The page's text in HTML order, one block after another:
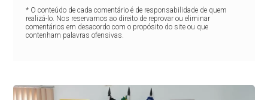
* O conteúdo de cada comentário é de responsabilidade de quem
realizá-lo. Nos reservamos ao direito de reprovar ou eliminar
comentários em desacordo com o propósito do site ou que
contenham palavras ofensivas.